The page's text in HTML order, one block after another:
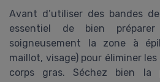
Avant d’utiliser des bandes
essentiel de bien
soigneusement la zone à
maillot, visage) pour éliminer
corps gras. Séchez bien la